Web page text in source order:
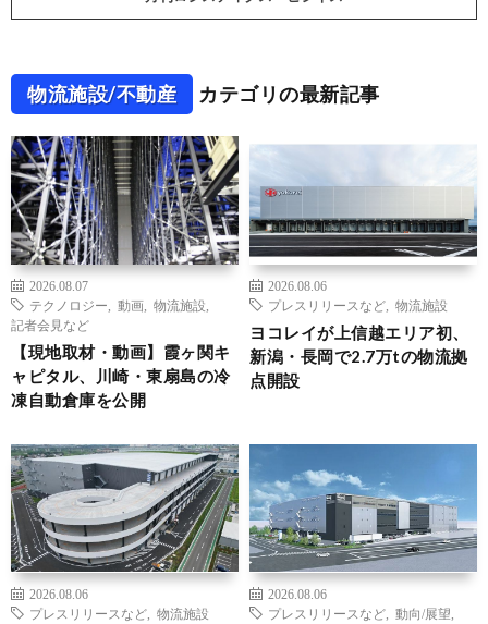
物流施設/不動産 カテゴリの最新記事
2026.08.07
テクノロジー
動画 物流施設
記者会見など
【現地取材・動画】霞ヶ関キ
ャピタル、川崎・東扇島の冷
凍自動倉庫を公開
2026.08.06
プレスリリースなど
物流施設
ヨコレイが上信越エリア初、
新潟・長岡で2.7万tの物流拠
点開設
2026.08.06
プレスリリースなど
物流施設
2026.08.06
プレスリリースなど
動向/展望